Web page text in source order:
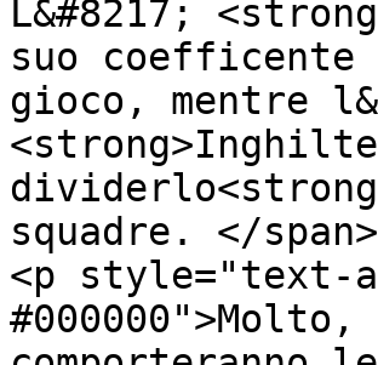
L&#8217;
suo
gioco, mentre
squadre. </
<p style="text-